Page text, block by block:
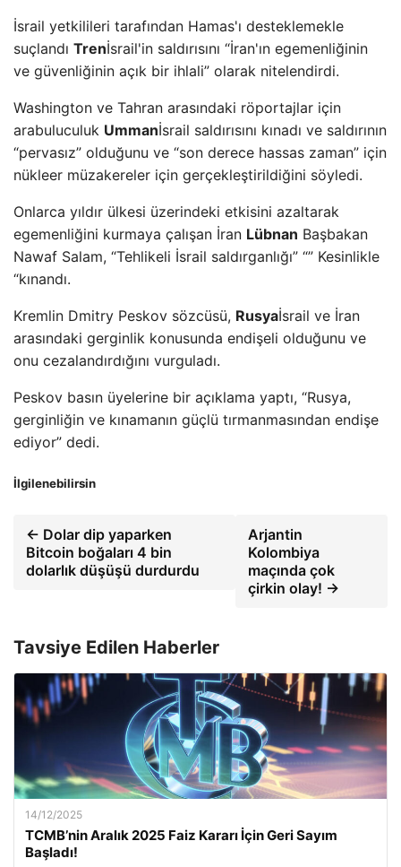
İsrail yetkilileri tarafından Hamas'ı desteklemekle
suçlandı Trenİsrail'in saldırısını “İran'ın egemenliğinin
ve güvenliğinin açık bir ihlali” olarak nitelendirdi.
Washington ve Tahran arasındaki röportajlar için
arabuluculuk Ummanİsrail saldırısını kınadı ve saldırının
“pervasız” olduğunu ve “son derece hassas zaman” için
nükleer müzakereler için gerçekleştirildiğini söyledi.
Onlarca yıldır ülkesi üzerindeki etkisini azaltarak
egemenliğini kurmaya çalışan İran Lübnan Başbakan
Nawaf Salam, “Tehlikeli İsrail saldırganlığı” “” Kesinlikle
“kınandı.
Kremlin Dmitry Peskov sözcüsü, Rusyaİsrail ve İran
arasındaki gerginlik konusunda endişeli olduğunu ve
onu cezalandırdığını vurguladı.
Peskov basın üyelerine bir açıklama yaptı, “Rusya,
gerginliğin ve kınamanın güçlü tırmanmasından endişe
ediyor” dedi.
İlgilenebilirsin
← Dolar dip yaparken
Bitcoin boğaları 4 bin
dolarlık düşüşü durdurdu
Arjantin
Kolombiya
maçında çok
çirkin olay! →
Tavsiye Edilen Haberler
14/12/2025
TCMB’nin Aralık 2025 Faiz Kararı İçin Geri Sayım
Başladı!